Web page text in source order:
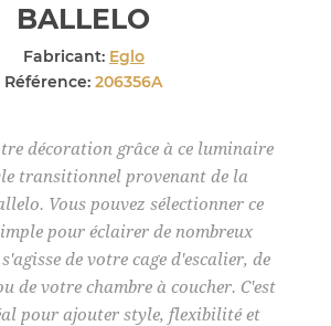
BALLELO
Fabricant: Eglo
Référence: 206356A
décoration grâce à ce luminaire
transitionnel provenant de la
Vous pouvez sélectionner ce
pour éclairer de nombreux
de votre cage d'escalier, de
de votre chambre à coucher. C'est
pour ajouter style, flexibilité et